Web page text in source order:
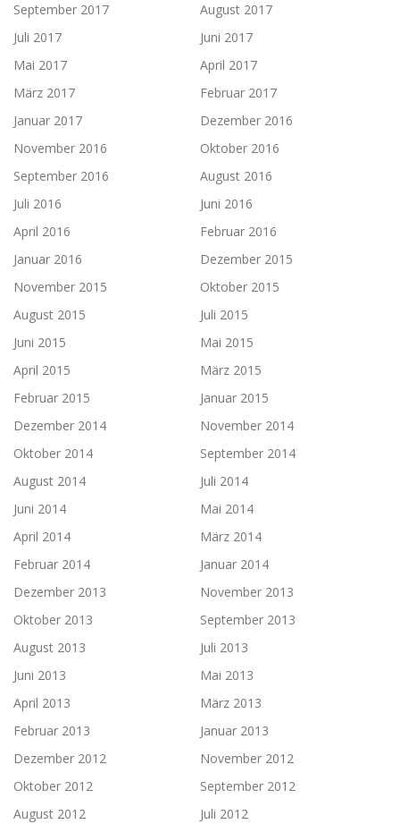
September 2017
August 2017
Juli 2017
Juni 2017
Mai 2017
April 2017
März 2017
Februar 2017
Januar 2017
Dezember 2016
November 2016
Oktober 2016
September 2016
August 2016
Juli 2016
Juni 2016
April 2016
Februar 2016
Januar 2016
Dezember 2015
November 2015
Oktober 2015
August 2015
Juli 2015
Juni 2015
Mai 2015
April 2015
März 2015
Februar 2015
Januar 2015
Dezember 2014
November 2014
Oktober 2014
September 2014
August 2014
Juli 2014
Juni 2014
Mai 2014
April 2014
März 2014
Februar 2014
Januar 2014
Dezember 2013
November 2013
Oktober 2013
September 2013
August 2013
Juli 2013
Juni 2013
Mai 2013
April 2013
März 2013
Februar 2013
Januar 2013
Dezember 2012
November 2012
Oktober 2012
September 2012
August 2012
Juli 2012